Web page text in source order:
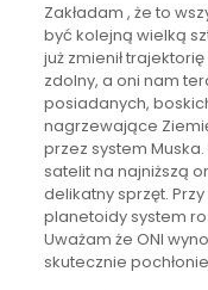
Zakładam , że to
być kolejną wielką
już zmienił
zdolny, a oni nam
posiadanych,
nagrzewające
przez system
satelit na najniższą
delikatny sprzęt.
planetoidy system
Uważam że ONI
skutecznie